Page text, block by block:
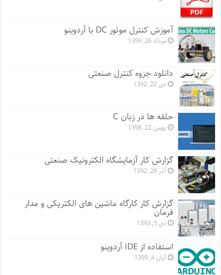
آموزش کنترل موتور DC با آردوینو
مرداد 26, 1399
دانلود جزوه کنترل صنعتی
دی 22, 1392
حلقه ها در زبان C
بهمن 22, 1398
گزارش کار آزمایشگاه الکترونیک صنعتی
آذر 28, 1392
گزارش کار کارگاه ماشین های الکتریکی و مدار
فرمان
دی 3, 1393
استفاده از IDE آردوینو
آبان 4, 1399